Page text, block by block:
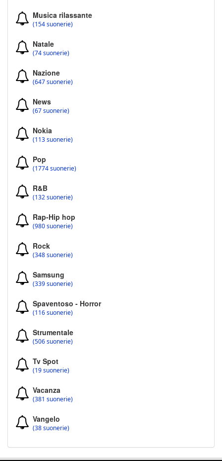
Musica rilassante
(154 suonerie)
Natale
(74 suonerie)
Nazione
(647 suonerie)
News
(67 suonerie)
Nokia
(113 suonerie)
Pop
(1774 suonerie)
R&B
(132 suonerie)
Rap-Hip hop
(980 suonerie)
Rock
(348 suonerie)
Samsung
(339 suonerie)
Spaventoso - Horror
(116 suonerie)
Strumentale
(506 suonerie)
Tv Spot
(19 suonerie)
Vacanza
(381 suonerie)
Vangelo
(38 suonerie)